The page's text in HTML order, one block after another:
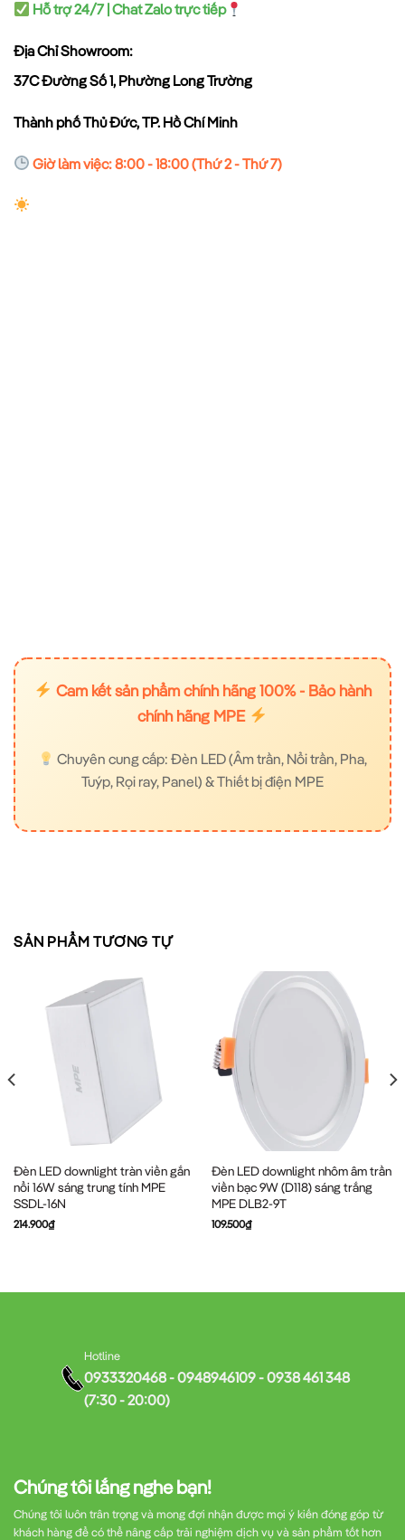
Hỗ trợ 24/7 | Chat Zalo trực tiếp
Địa Chỉ Showroom:
37C Đường Số 1, Phường Long Trường
Thành phố Thủ Đức, TP. Hồ Chí Minh
Giờ làm việc: 8:00 - 18:00 (Thứ 2 - Thứ 7)
Cam kết sản phẩm chính hãng 100% - Bảo hành
chính hãng MPE
Chuyên cung cấp: Đèn LED (Âm trần, Nổi trần, Pha,
Tuýp, Rọi ray, Panel) & Thiết bị điện MPE
SẢN PHẨM TƯƠNG TỰ
Đèn LED downlight tràn viền gắn
nổi 16W sáng trung tính MPE
SSDL-16N
214.900₫
Đèn LED downlight nhôm âm trần
viền bạc 9W (D118) sáng trắng
MPE DLB2-9T
109.500₫
Chúng tôi lắng nghe bạn!
Chúng tôi luôn trân trọng và mong đợi nhận được mọi ý kiến đóng góp từ
khách hàng để có thể nâng cấp trải nghiệm dịch vụ và sản phẩm tốt hơn
Hotline
0933320468 - 0948946109 - 0938 461 348
(7:30 - 20:00)